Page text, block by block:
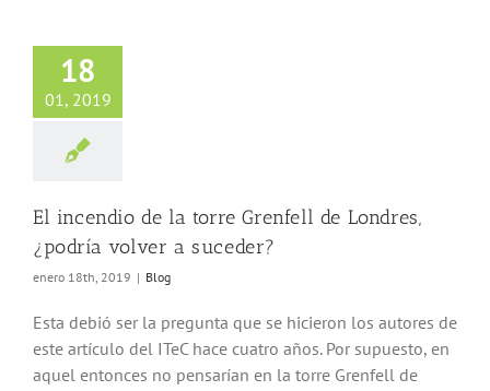
18
01, 2019
El incendio de la torre Grenfell de Londres,
¿podría volver a suceder?
enero 18th, 2019 | Blog
Esta debió ser la pregunta que se hicieron los autores de
este artículo del ITeC hace cuatro años. Por supuesto, en
aquel entonces no pensarían en la torre Grenfell de